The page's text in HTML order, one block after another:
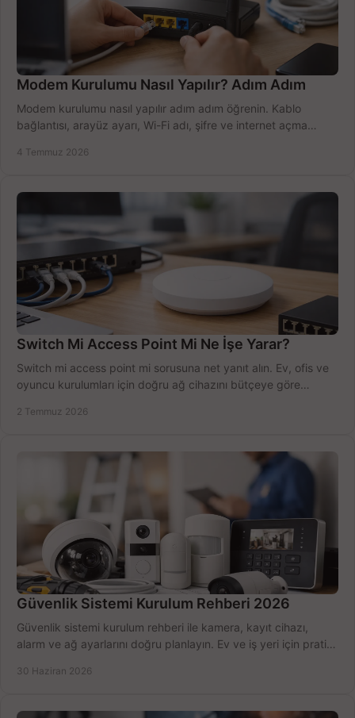
Modem Kurulumu Nasıl Yapılır? Adım Adım
Modem kurulumu nasıl yapılır adım adım öğrenin. Kablo
bağlantısı, arayüz ayarı, Wi-Fi adı, şifre ve internet açma
4 Temmuz 2026
Switch Mi Access Point Mi Ne İşe Yarar?
Switch mi access point mi sorusuna net yanıt alın. Ev, ofis ve
oyuncu kurulumları için doğru ağ cihazını bütçeye göre
2 Temmuz 2026
Güvenlik Sistemi Kurulum Rehberi 2026
Güvenlik sistemi kurulum rehberi ile kamera, kayıt cihazı,
alarm ve ağ ayarlarını doğru planlayın. Ev ve iş yeri için pratik
30 Haziran 2026